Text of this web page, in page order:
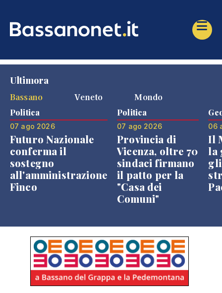
Ultimora
Bassano
Veneto Mondo
Politica
07 ago 2026
Futuro Nazionale
conferma il
sostegno
all'amministrazione
Finco
Politica
07 ago 2026
Provincia di
Vicenza, oltre 70
sindaci firmano
il patto per la
"Casa dei
Comuni"
06
Il
la